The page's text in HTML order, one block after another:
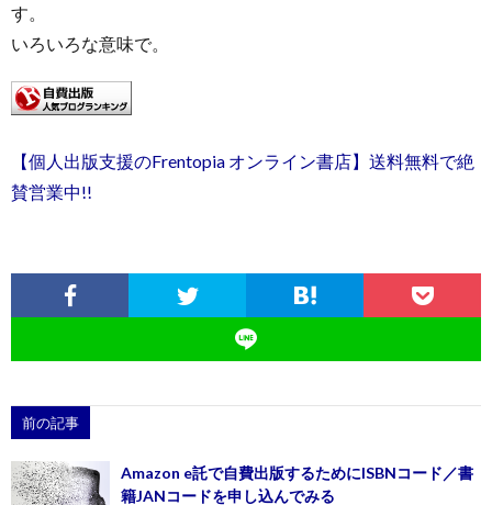
す。
いろいろな意味で。
【個人出版支援のFrentopia オンライン書店】送料無料で絶
賛営業中!!
前の記事
Amazon e託で自費出版するためにISBNコード／書
籍JANコードを申し込んでみる